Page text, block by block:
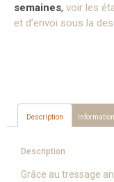
semaines, voir les
et d’envoi sous la
Description
Description
Grâce au tressage